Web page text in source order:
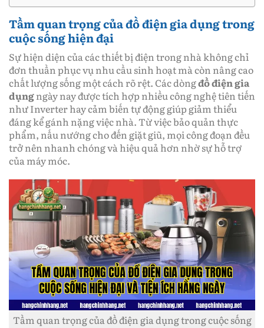
Tầm quan trọng của đồ điện gia dụng trong
cuộc sống hiện đại
Sự hiện diện của các thiết bị điện trong nhà không chỉ
đơn thuần phục vụ nhu cầu sinh hoạt mà còn nâng cao
chất lượng sống một cách rõ rệt. Các dòngđồ điện gia
dụngngày nay được tích hợp nhiều công nghệ tiên tiến
như Inverter hay cảm biến tự động giúp giảm thiểu
đáng kể gánh nặng việc nhà. Từ việc bảo quản thực
phẩm, nấu nướng cho đến giặt giũ, mọi công đoạn đều
trở nên nhanh chóng và hiệu quả hơn nhờ sự hỗ trợ
của máy móc.
Tầm quan trọng của đồ điện gia dụng trong cuộc sống